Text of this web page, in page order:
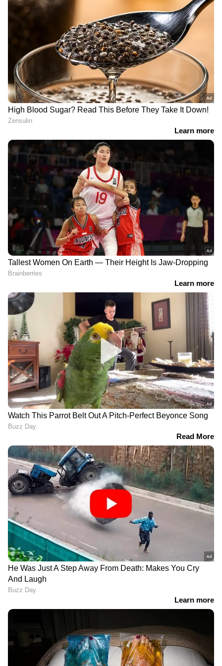
ചിത്രത്തില്‍ ഫഹദ് ഫാസില്‍ ആണ്
പ്രതിനായകന്‍. ഫഹദിന്‍റെ കഥാപാത്രത്തിന്
ആദ്യ ഭാഗത്തേക്കാള്‍ പ്രാധാന്യം സീക്വലില്‍
ഉണ്ടാവുമെന്നാണ് അറിയുന്നത്.
ALSO READ : ഹാസ്യത്തിന് പ്രാധാന്യമുള്ള
ആക്ഷന്‍ എന്‍റര്‍ടെയ്‍നറുമായി സൂര്യ; ആര്‍
ജെ ബാലാജി ചിത്രത്തിന് തുടക്കം
ഏഷ്യാനെറ്റ് ന്യൂസ് ലൈവ് കാണാം
DOWNLOAD APP
സിനിമകളിൽ നിന്ന്
Bigg Boss Malayalam Season 7മുതൽ
Mollywood Celebrity news
Exclusive
Interviewവരെ — എല്ലാ Entertainment
Newsഒരൊറ്റ ക്ലിക്കിൽ. ഏറ്റവും പുതിയ
Movie Release,Malayalam Movie Review
Box Office Collection— എല്ലാം ഇപ്പോൾ
നിങ്ങളുടെ മുന്നിൽ. എപ്പോഴും എവിടെയും
എന്റർടൈൻമെന്റിന്റെ താളത്തിൽ ചേരാൻ
ഏഷ്യാനെറ്റ് ന്യൂസ് മലയാളം വാർത്തകൾ
RECOMMENDED STORIES
നായകന്‍ ലോകേഷ് നാളെ
മുതല്‍; 'ഡിസി' അവസാന
പ്രൊമോ വീഡിയോ എത്തി
ഡോ. കൃഷ്ണ പ്രിയദർശൻ
രചനയും സംവിധാനവും
നിർവഹിച്ച 'ആലി'
റിലീസിനൊരുങ്ങുന്നു
'ദ പാരഡൈസ്' അഭിനയരംഗത്തെ